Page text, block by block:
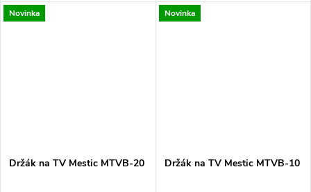
hledáte způsob, jak vylepšit
vibracím.
Novinka
Držák na TV Mestic MTVB-20
Novinka
Držák na TV Mestic MTVB-10